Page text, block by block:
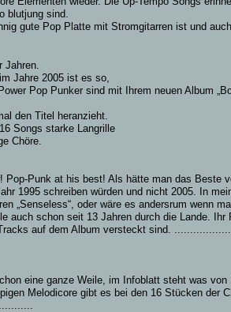
blutjung sind.
gute Pop Platte mit Stromgitarren ist und
Jahren.
Jahre 2005 ist es so,
Pop Punker sind mit Ihrem neuen Album
den Titel heranzieht.
Songs starke Langrille
Chöre.
Punk at his best! Als hätte man das Beste
1995 schreiben würden und nicht 2005. In
„Senseless“, oder wäre es andersrum
auch schon seit 13 Jahren durch die Lande.
auf dem Album versteckt sind.
eine ganze Weile, im Infoblatt steht was
Melodicore gibt es bei den 16 Stücken